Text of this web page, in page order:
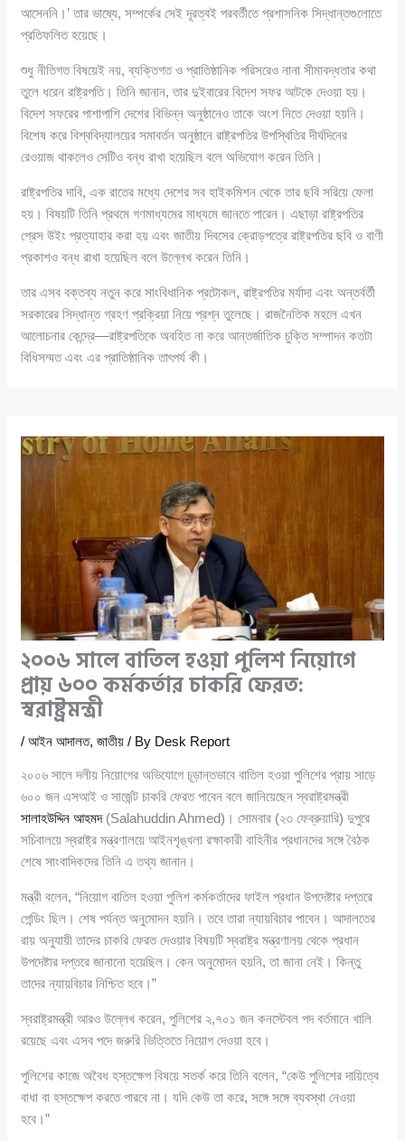
আসেননি।’ তার ভাষ্যে, সম্পর্কের সেই দূরত্বই পরবর্তীতে প্রশাসনিক সিদ্ধান্তগুলোতে
প্রতিফলিত হয়েছে।
শুধু নীতিগত বিষয়েই নয়, ব্যক্তিগত ও প্রাতিষ্ঠানিক পরিসরেও নানা সীমাবদ্ধতার কথা
তুলে ধরেন রাষ্ট্রপতি। তিনি জানান, তার দুইবারের বিদেশ সফর আটকে দেওয়া হয়।
বিদেশ সফরের পাশাপাশি দেশের বিভিন্ন অনুষ্ঠানেও তাকে অংশ নিতে দেওয়া হয়নি।
বিশেষ করে বিশ্ববিদ্যালয়ের সমাবর্তন অনুষ্ঠানে রাষ্ট্রপতির উপস্থিতির দীর্ঘদিনের
রেওয়াজ থাকলেও সেটিও বন্ধ রাখা হয়েছিল বলে অভিযোগ করেন তিনি।
রাষ্ট্রপতির দাবি, এক রাতের মধ্যে দেশের সব হাইকমিশন থেকে তার ছবি সরিয়ে ফেলা
হয়। বিষয়টি তিনি প্রথমে গণমাধ্যমের মাধ্যমে জানতে পারেন। এছাড়া রাষ্ট্রপতির
প্রেস উইং প্রত্যাহার করা হয় এবং জাতীয় দিবসের ক্রোড়পত্রে রাষ্ট্রপতির ছবি ও বাণী
প্রকাশও বন্ধ রাখা হয়েছিল বলে উল্লেখ করেন তিনি।
তার এসব বক্তব্য নতুন করে সাংবিধানিক প্রটোকল, রাষ্ট্রপতির মর্যাদা এবং অন্তর্বর্তী
সরকারের সিদ্ধান্ত গ্রহণ প্রক্রিয়া নিয়ে প্রশ্ন তুলেছে। রাজনৈতিক মহলে এখন
আলোচনার কেন্দ্রে—রাষ্ট্রপতিকে অবহিত না করে আন্তর্জাতিক চুক্তি সম্পাদন কতটা
বিধিসম্মত এবং এর প্রাতিষ্ঠানিক তাৎপর্য কী।
২০০৬ সালে বাতিল হওয়া পুলিশ নিয়োগে
প্রায় ৬০০ কর্মকর্তার চাকরি ফেরত:
স্বরাষ্ট্রমন্ত্রী
/আইন আদালত,জাতীয় / By Desk Report
২০০৬ সালে দলীয় নিয়োগের অভিযোগে চূড়ান্তভাবে বাতিল হওয়া পুলিশের প্রায় সাড়ে
৬০০ জন এসআই ও সার্জেন্ট চাকরি ফেরত পাবেন বলে জানিয়েছেন স্বরাষ্ট্রমন্ত্রী
সালাহউদ্দিন আহমদ(Salahuddin Ahmed)। সোমবার (২৩ ফেব্রুয়ারি) দুপুরে
সচিবালয়ে স্বরাষ্ট্র মন্ত্রণালয়ে আইনশৃঙ্খলা রক্ষাকারী বাহিনীর প্রধানদের সঙ্গে বৈঠক
শেষে সাংবাদিকদের তিনি এ তথ্য জানান।
মন্ত্রী বলেন, “নিয়োগ বাতিল হওয়া পুলিশ কর্মকর্তাদের ফাইল প্রধান উপদেষ্টার দপ্তরে
পেন্ডিং ছিল। শেষ পর্যন্ত অনুমোদন হয়নি। তবে তারা ন্যায়বিচার পাবেন। আদালতের
রায় অনুযায়ী তাদের চাকরি ফেরত দেওয়ার বিষয়টি স্বরাষ্ট্র মন্ত্রণালয় থেকে প্রধান
উপদেষ্টার দপ্তরে জানানো হয়েছিল। কেন অনুমোদন হয়নি, তা জানা নেই। কিন্তু
তাদের ন্যায়বিচার নিশ্চিত হবে।”
স্বরাষ্ট্রমন্ত্রী আরও উল্লেখ করেন, পুলিশের ২,৭০১ জন কনস্টেবল পদ বর্তমানে খালি
রয়েছে এবং এসব পদে জরুরি ভিত্তিতে নিয়োগ দেওয়া হবে।
পুলিশের কাজে অবৈধ হস্তক্ষেপ বিষয়ে সতর্ক করে তিনি বলেন, “কেউ পুলিশের দায়িত্বে
বাধা বা হস্তক্ষেপ করতে পারবে না। যদি কেউ তা করে, সঙ্গে সঙ্গে ব্যবস্থা নেওয়া
হবে।”